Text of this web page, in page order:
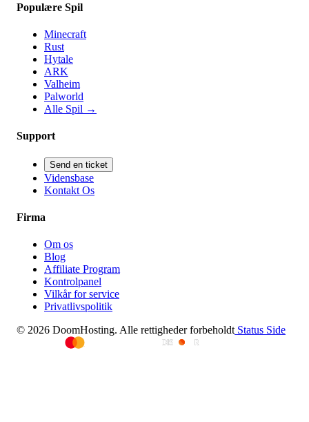
Populære Spil
Minecraft
Rust
Hytale
ARK
Valheim
Palworld
Alle Spil →
Support
Send en ticket
Vidensbase
Kontakt Os
Firma
Om os
Blog
Affiliate Program
Kontrolpanel
Vilkår for service
Privatlivspolitik
© 2026 DoomHosting. Alle rettigheder forbeholdt Status Side